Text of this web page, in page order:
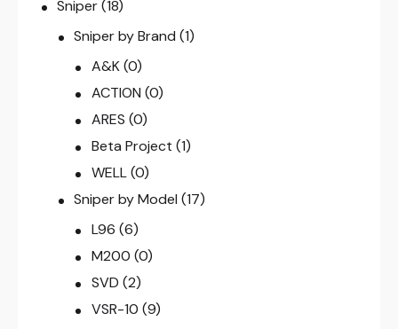
Sniper(18)
Sniper by Brand (1)
A&K (0)
ACTION (0)
ARES (0)
Beta Project (1)
WELL (0)
Sniper by Model (17)
L96 (6)
M200 (0)
SVD (2)
VSR-10 (9)